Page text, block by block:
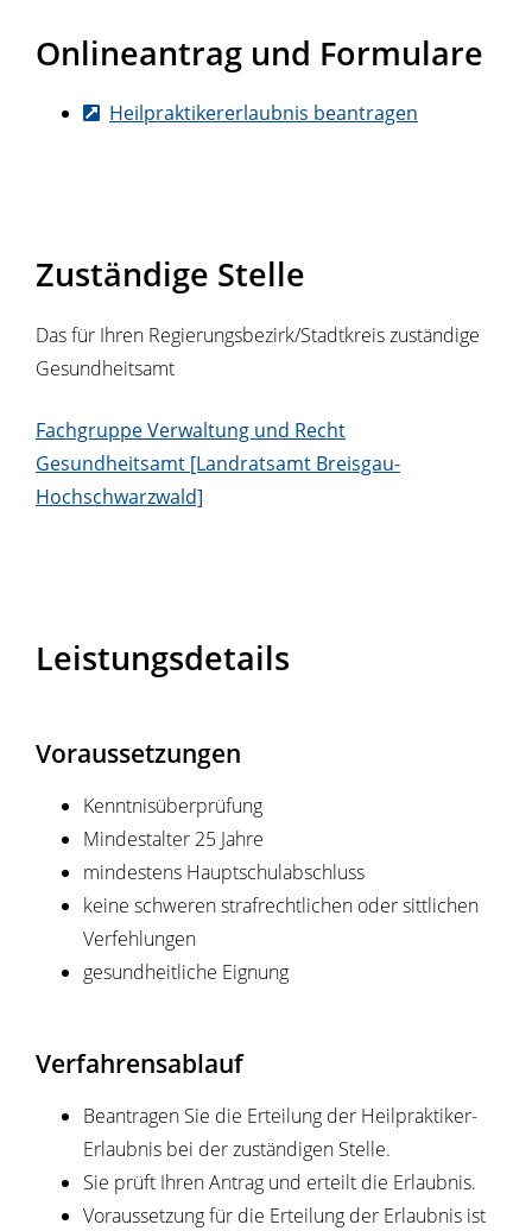
Onlineantrag und Formulare
Heilpraktikererlaubnis beantragen
Zuständige Stelle
Das für Ihren Regierungsbezirk/Stadtkreis zuständige
Gesundheitsamt
Fachgruppe Verwaltung und Recht
Gesundheitsamt [Landratsamt Breisgau-
Hochschwarzwald]
Leistungsdetails
Voraussetzungen
Kenntnisüberprüfung
Mindestalter 25 Jahre
mindestens Hauptschulabschluss
keine schweren strafrechtlichen oder sittlichen
Verfehlungen
gesundheitliche Eignung
Verfahrensablauf
Beantragen Sie die Erteilung der Heilpraktiker-
Erlaubnis bei der zuständigen Stelle.
Sie prüft Ihren Antrag und erteilt die Erlaubnis.
Voraussetzung für die Erteilung der Erlaubnis ist